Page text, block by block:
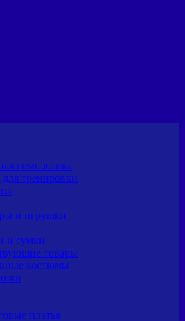
гимнастика
тренировки
и игрушки
и сумки
товары
костюмы
платья